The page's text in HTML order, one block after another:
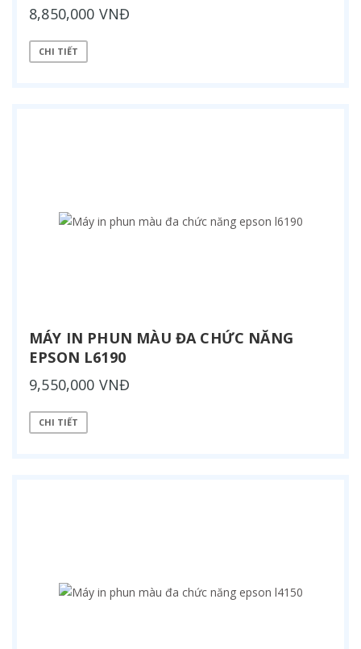
8,850,000 VNĐ
CHI TIẾT
MÁY IN PHUN MÀU ĐA CHỨC NĂNG
EPSON L6190
9,550,000 VNĐ
CHI TIẾT